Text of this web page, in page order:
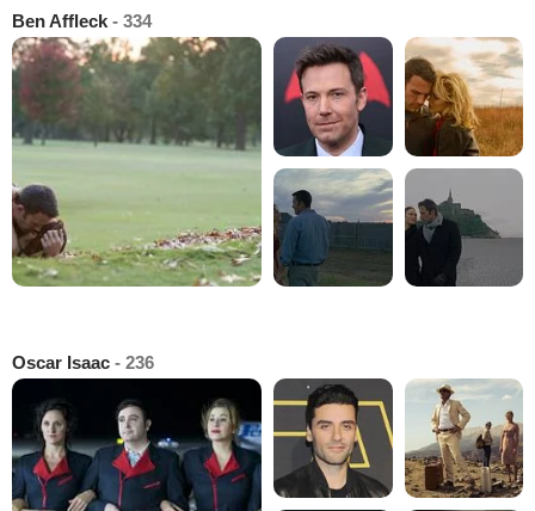
Ben Affleck - 334
Oscar Isaac - 236